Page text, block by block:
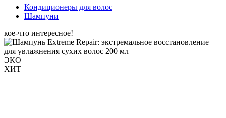
Кондиционеры для волос
Шампуни
кое-что интересное!
ЭКО
ХИТ